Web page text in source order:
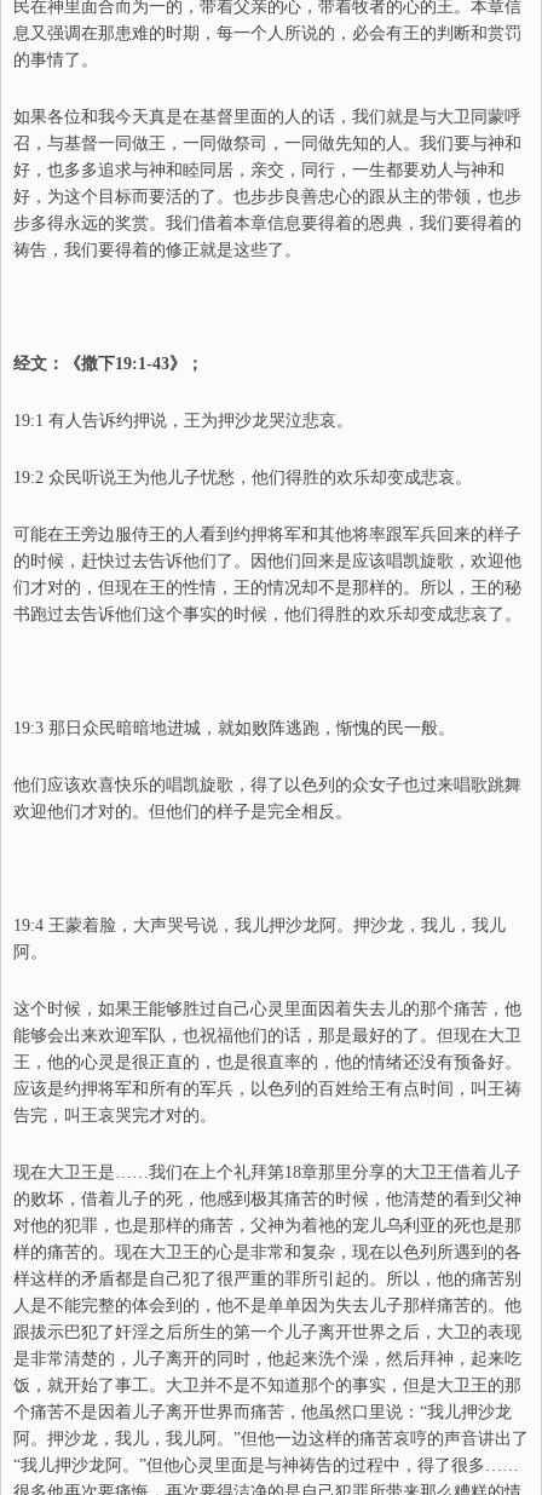
民在神里面合而为一的，带着父亲的心，带着牧者的心的王。本章信
息又强调在那患难的时期，每一个人所说的，必会有王的判断和赏罚
的事情了。
如果各位和我今天真是在基督里面的人的话，我们就是与大卫同蒙呼
召，与基督一同做王，一同做祭司，一同做先知的人。我们要与神和
好，也多多追求与神和睦同居，亲交，同行，一生都要劝人与神和
好，为这个目标而要活的了。也步步良善忠心的跟从主的带领，也步
步多得永远的奖赏。我们借着本章信息要得着的恩典，我们要得着的
祷告，我们要得着的修正就是这些了。
经文：《撒下19:1-43》；
19:1 有人告诉约押说，王为押沙龙哭泣悲哀。
19:2 众民听说王为他儿子忧愁，他们得胜的欢乐却变成悲哀。
可能在王旁边服侍王的人看到约押将军和其他将率跟军兵回来的样子
的时候，赶快过去告诉他们了。因他们回来是应该唱凯旋歌，欢迎他
们才对的，但现在王的性情，王的情况却不是那样的。所以，王的秘
书跑过去告诉他们这个事实的时候，他们得胜的欢乐却变成悲哀了。
19:3 那日众民暗暗地进城，就如败阵逃跑，惭愧的民一般。
他们应该欢喜快乐的唱凯旋歌，得了以色列的众女子也过来唱歌跳舞
欢迎他们才对的。但他们的样子是完全相反。
19:4 王蒙着脸，大声哭号说，我儿押沙龙阿。押沙龙，我儿，我儿
阿。
这个时候，如果王能够胜过自己心灵里面因着失去儿的那个痛苦，他
能够会出来欢迎军队，也祝福他们的话，那是最好的了。但现在大卫
王，他的心灵是很正直的，也是很直率的，他的情绪还没有预备好。
应该是约押将军和所有的军兵，以色列的百姓给王有点时间，叫王祷
告完，叫王哀哭完才对的。
现在大卫王是……我们在上个礼拜第18章那里分享的大卫王借着儿子
的败坏，借着儿子的死，他感到极其痛苦的时候，他清楚的看到父神
对他的犯罪，也是那样的痛苦，父神为着祂的宠儿乌利亚的死也是那
样的痛苦的。现在大卫王的心是非常和复杂，现在以色列所遇到的各
样这样的矛盾都是自己犯了很严重的罪所引起的。所以，他的痛苦别
人是不能完整的体会到的，他不是单单因为失去儿子那样痛苦的。他
跟拔示巴犯了奸淫之后所生的第一个儿子离开世界之后，大卫的表现
是非常清楚的，儿子离开的同时，他起来洗个澡，然后拜神，起来吃
饭，就开始了事工。大卫并不是不知道那个的事实，但是大卫王的那
个痛苦不是因着儿子离开世界而痛苦，他虽然口里说：“我儿押沙龙
阿。押沙龙，我儿，我儿阿。 ”但他一边这样的痛苦哀哼的声音讲出了
“我儿押沙龙阿。 ”但他心灵里面是与神祷告的过程中，得了很多……